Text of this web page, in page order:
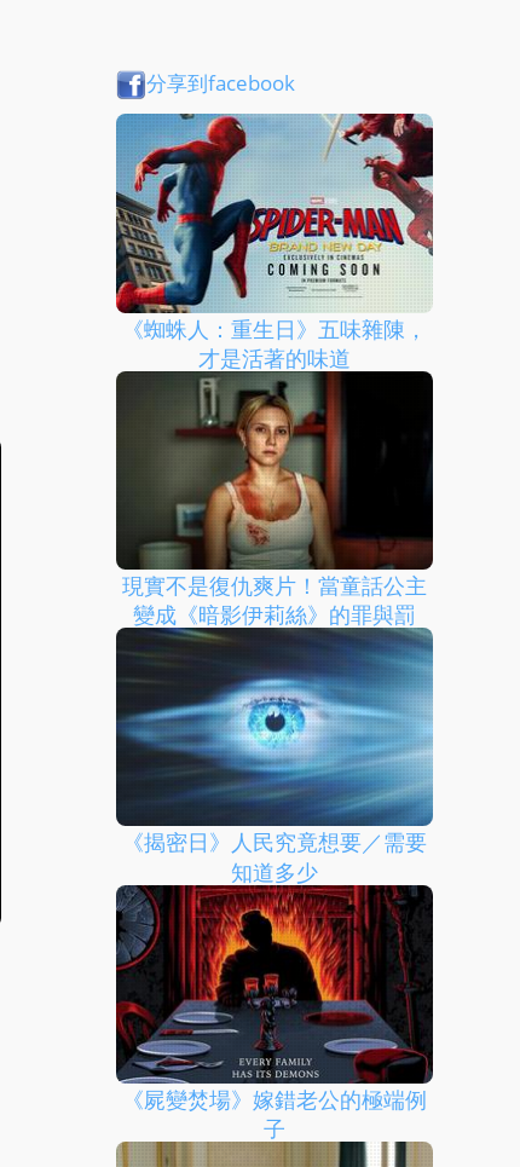
分享到facebook
《蜘蛛人：重生日》五味雜陳，
才是活著的味道
現實不是復仇爽片！當童話公主
變成《暗影伊莉絲》的罪與罰
《揭密日》人民究竟想要／需要
知道多少
《屍變焚場》嫁錯老公的極端例
子